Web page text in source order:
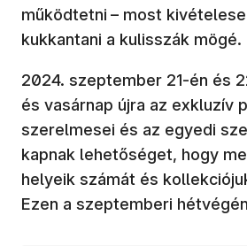
működtetni – most
kukkantani a kulisszák mögé.
2024. szeptember 21-én és
és vasárnap újra az exkluzív
szerelmesei és az egyedi
kapnak lehetőséget, hogy
helyeik számát és
Ezen a szeptemberi hétvégén